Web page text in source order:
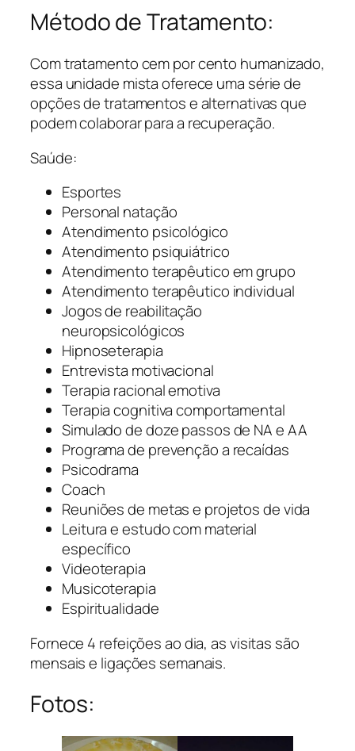
Método de Tratamento:
Com tratamento cem por cento humanizado,
essa unidade mista oferece uma série de
opções de tratamentos e alternativas que
podem colaborar para a recuperação.
Saúde:
Esportes
Personal natação
Atendimento psicológico
Atendimento psiquiátrico
Atendimento terapêutico em grupo
Atendimento terapêutico individual
Jogos de reabilitação
neuropsicológicos
Hipnoseterapia
Entrevista motivacional
Terapia racional emotiva
Terapia cognitiva comportamental
Simulado de doze passos de NA e AA
Programa de prevenção a recaídas
Psicodrama
Coach
Reuniões de metas e projetos de vida
Leitura e estudo com material
específico
Videoterapia
Musicoterapia
Espiritualidade
Fornece 4 refeições ao dia, as visitas são
mensais e ligações semanais.
Fotos: